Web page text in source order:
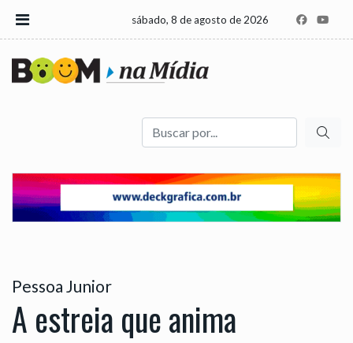
sábado, 8 de agosto de 2026
Buscar
Pessoa Junior
A estreia que anima